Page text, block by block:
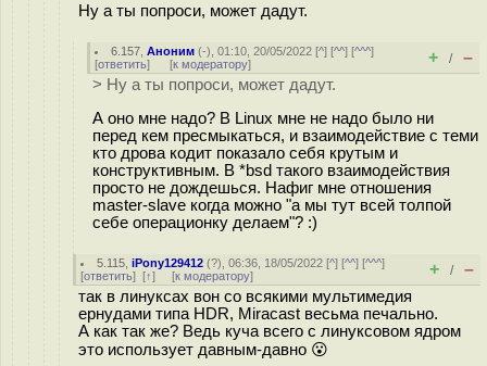
Ну а ты попроси, может дадут.
6.157 ,Аноним (-), 01:10, 20/05/2022 [^] [^^] [^^^]
[ответить] [к модератору] + / –
> Ну а ты попроси, может дадут.
А оно мне надо? В Linux мне не надо было ни
перед кем пресмыкаться, и взаимодействие с теми
кто дрова кодит показало себя крутым и
конструктивным. В *bsd такого взаимодействия
просто не дождешься. Нафиг мне отношения
master-slave когда можно "а мы тут всей толпой
себе операционку делаем"? :)
5.115 ,iPony129412 (?), 06:36, 18/05/2022 [^] [^^] [^^^]
[ответить] [↑] [к модератору] + / –
так в линуксах вон со всякими мультимедия
ернудами типа HDR, Miracast весьма печально.
А как так же? Ведь куча всего с линуксовом ядром
это использует давным-давно 😮